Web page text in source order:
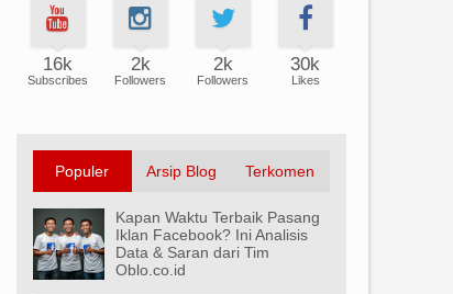
16k
Subscribes
2k
Followers
2k
Followers
30k
Likes
Populer Arsip Blog Terkomen
Kapan Waktu Terbaik Pasang
Iklan Facebook? Ini Analisis
Data & Saran dari Tim
Oblo.co.id